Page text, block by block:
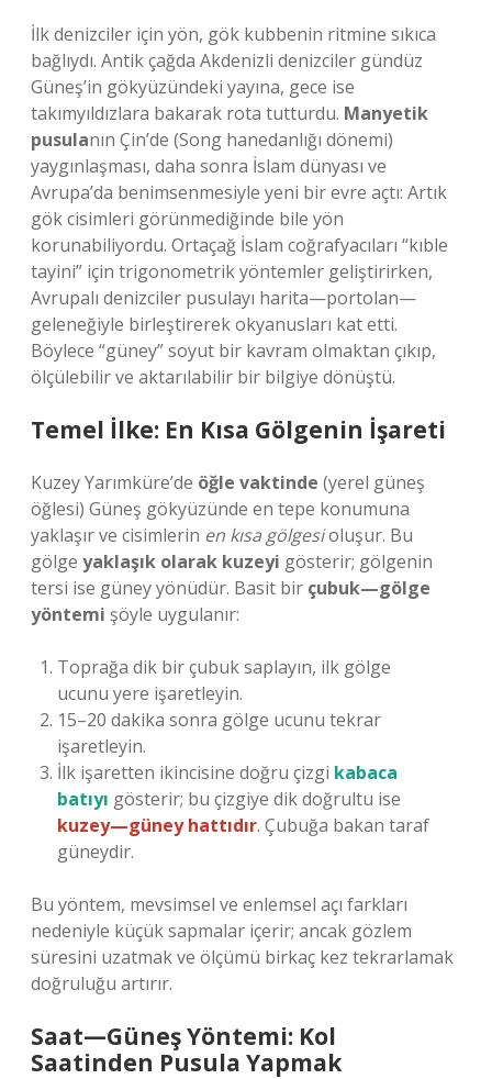
İlk denizciler için yön, gök kubbenin ritmine sıkıca
bağlıydı. Antik çağda Akdenizli denizciler gündüz
Güneş’in gökyüzündeki yayına, gece ise
takımyıldızlara bakarak rota tutturdu. Manyetik
pusulanın Çin’de (Song hanedanlığı dönemi)
yaygınlaşması, daha sonra İslam dünyası ve
Avrupa’da benimsenmesiyle yeni bir evre açtı: Artık
gök cisimleri görünmediğinde bile yön
korunabiliyordu. Ortaçağ İslam coğrafyacıları “kıble
tayini” için trigonometrik yöntemler geliştirirken,
Avrupalı denizciler pusulayı harita—portolan—
geleneğiyle birleştirerek okyanusları kat etti.
Böylece “güney” soyut bir kavram olmaktan çıkıp,
ölçülebilir ve aktarılabilir bir bilgiye dönüştü.
Temel İlke: En Kısa Gölgenin İşareti
Kuzey Yarımküre’de öğle vaktinde (yerel güneş
öğlesi) Güneş gökyüzünde en tepe konumuna
yaklaşır ve cisimlerin en kısa gölgesioluşur. Bu
gölge yaklaşık olarak kuzeyi gösterir; gölgenin
tersi ise güney yönüdür. Basit bir çubuk—gölge
yöntemi şöyle uygulanır:
Toprağa dik bir çubuk saplayın, ilk gölge
ucunu yere işaretleyin.
15–20 dakika sonra gölge ucunu tekrar
işaretleyin.
İlk işaretten ikincisine doğru çizgi kabaca
batıyı gösterir; bu çizgiye dik doğrultu ise
kuzey—güney hattıdır. Çubuğa bakan taraf
güneydir.
Bu yöntem, mevsimsel ve enlemsel açı farkları
nedeniyle küçük sapmalar içerir; ancak gözlem
süresini uzatmak ve ölçümü birkaç kez tekrarlamak
doğruluğu artırır.
Saat—Güneş Yöntemi: Kol
Saatinden Pusula Yapmak